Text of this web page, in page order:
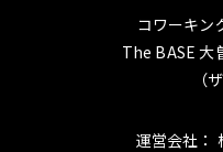
コワーキン
The BASE 大
（
運営会社：